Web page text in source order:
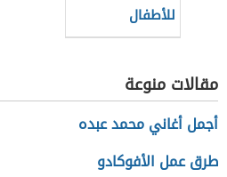
للأطفال
مقالات منوعة
أجمل أغاني محمد عبده
طرق عمل الأفوكادو